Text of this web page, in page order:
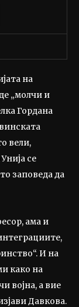
на
„молчи и
Гордана
вели,
се
заповеда да
ама и
И на
како на
војна, а вие
Давкова.